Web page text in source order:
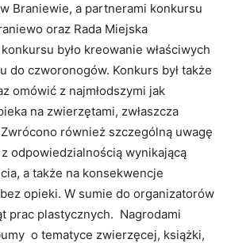
Braniewie, a partnerami konkursu
oraz Rada Miejska
było kreowanie właściwych
do czworonogów. Konkurs był także
omówić z najmłodszymi jak
na zwierzętami, zwłaszcza
również szczególną uwagę
odpowiedzialnością wynikającą
a także na konsekwencje
opieki. W sumie do organizatorów
prac plastycznych. Nagrodami
o tematyce zwierzęcej, książki,